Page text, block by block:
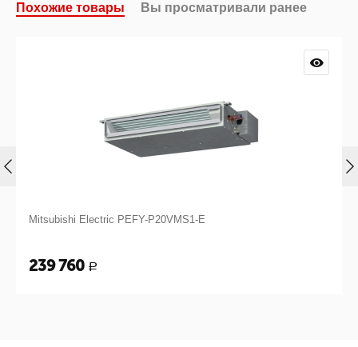
Похожие товары Вы просматривали ранее
Mitsubishi Electric PEFY-P20VMS1-E
239 760 Р